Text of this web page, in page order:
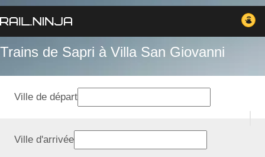
Trains de Sapri à Villa San Giovanni
Ville de départ
Ville d'arrivée